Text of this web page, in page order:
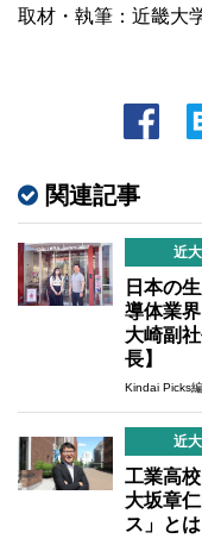
取材・執筆：近畿大
関連記事
近
日本の
導体業
大崎副
長】
Kindai Picks
近
工業高
大坂章
ス」とは